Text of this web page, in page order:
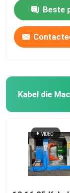
Beste
Kabel die